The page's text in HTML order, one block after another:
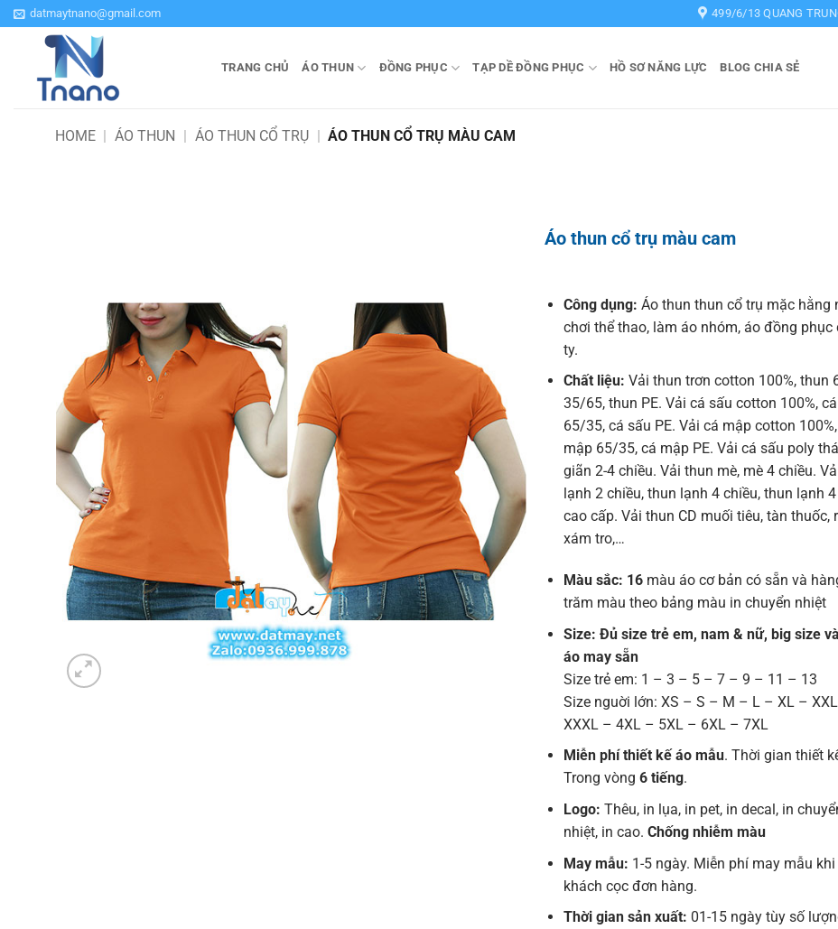
Bỏ
qua
datmaytnano@gmail.com 499/6/13 QUANG
TRANG CHỦ ÁO THUN ĐỒNG PHỤC TẠP DỀ ĐỒNG PHỤC HỒ SƠ NĂNG LỰC BLOG CHIA SẺ
HOME | ÁO THUN | ÁO THUN CỔ TRỤ | ÁO THUN CỔ TRỤ MÀU CAM
Áo thun cổ trụ màu cam
Công dụng: Áo thun thun cổ trụ mặc hằng
chơi thể thao, làm áo nhóm, áo đồng phục
ty.
Chất liệu: Vải thun trơn cotton 100%, thun
35/65, thun PE. Vải cá sấu cotton 100%,
65/35, cá sấu PE. Vải cá mập cotton
mập 65/35, cá mập PE. Vải cá sấu poly
giãn 2-4 chiều. Vải thun mè, mè 4 chiều.
lạnh 2 chiều, thun lạnh 4 chiều, thun lạnh
cao cấp. Vải thun CD muối tiêu, tàn thuốc,
xám tro,…
Màu sắc: 16màu áo cơ bản có sẵn và
trăm màu theo bảng màu in chuyển nhiệt
Size: Đủ size trẻ em, nam & nữ, big size
áo may sẵn
Size trẻ em: 1 – 3 – 5 – 7 – 9 – 11 – 13
Size nguời lớn: XS – S – M – L – XL –
XXXL – 4XL – 5XL – 6XL – 7XL
Miễn phí thiết kế áo mẫu. Thời gian thiết
Trong vòng 6 tiếng.
Logo: Thêu, in lụa, in pet, in decal, in
nhiệt, in cao. Chống nhiễm màu
May mẫu: 1-5 ngày. Miễn phí may mẫu khi
khách cọc đơn hàng.
Thời gian sản xuất: 01-15 ngày tùy số